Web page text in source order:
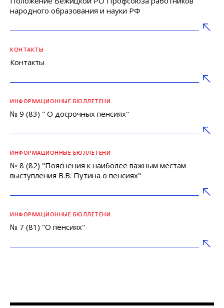
народного образования и науки РФ
КОНТАКТЫ
Контакты
ИНФОРМАЦИОННЫЕ БЮЛЛЕТЕНИ
№ 9 (83) " О досрочных пенсиях"
ИНФОРМАЦИОННЫЕ БЮЛЛЕТЕНИ
№ 8 (82) "Пояснения к наиболее важным местам
выступления В.В. Путина о пенсиях"
ИНФОРМАЦИОННЫЕ БЮЛЛЕТЕНИ
№ 7 (81) "О пенсиях"